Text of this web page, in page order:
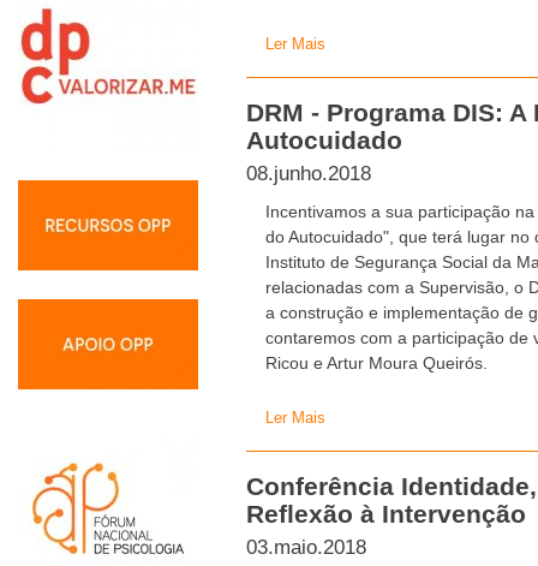
Ler Mais
DRM - Programa DIS:
Autocuidado
08.junho.2018
Incentivamos a sua participação
do Autocuidado", que terá lugar
Instituto de Segurança Social da
relacionadas com a Supervisão, o
a construção e implementação de
contaremos com a participação de
Ricou e Artur Moura Queirós.
Ler Mais
Conferência
Reflexão à Intervenção
03.maio.2018